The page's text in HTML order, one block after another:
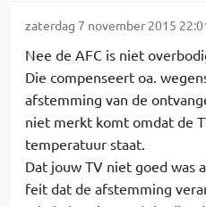
zaterdag 7 november 2015
Nee de AFC is niet
Die compenseert oa.
afstemming van de
niet merkt komt omdat de
temperatuur staat.
Dat jouw TV niet goed was
feit dat de afstemming